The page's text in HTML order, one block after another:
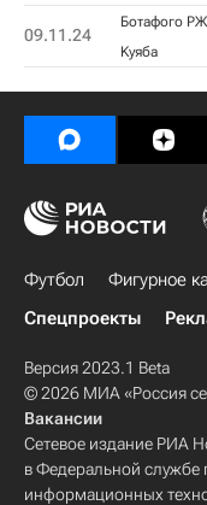
09.11.24
Ботафого РЖ
Kуяба
Футбол Фигурное
Спецпроекты
Версия 2023.1 Beta
© 2026 МИА «Россия
Вакансии
Сетевое издание РИА
в Федеральной службе
информационных